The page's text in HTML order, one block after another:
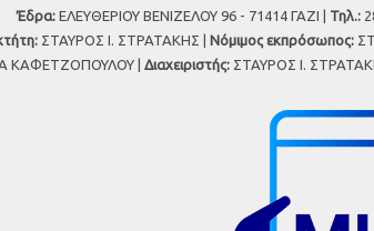
Έδρα: ΕΛΕΥΘΕΡΙΟΥ ΒΕΝΙΖΕΛΟΥ 96 - 71414 ΓΑΖΙ | Τηλ.:
ΣΤΑΥΡΟΣ Ι. ΣΤΡΑΤΑΚΗΣ | Νόμιμος εκπρόσωπος:
ΚΑΦΕΤΖΟΠΟΥΛΟΥ | Διαχειριστής: ΣΤΑΥΡΟΣ Ι.